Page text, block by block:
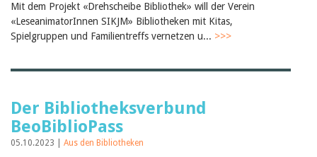
Mit dem Projekt «Drehscheibe Bibliothek» will der Verein
«LeseanimatorInnen SIKJM» Bibliotheken mit Kitas,
Spielgruppen und Familientreffs vernetzen u... >>>
Der Bibliotheksverbund
BeoBiblioPass
05.10.2023 | Aus den Bibliotheken